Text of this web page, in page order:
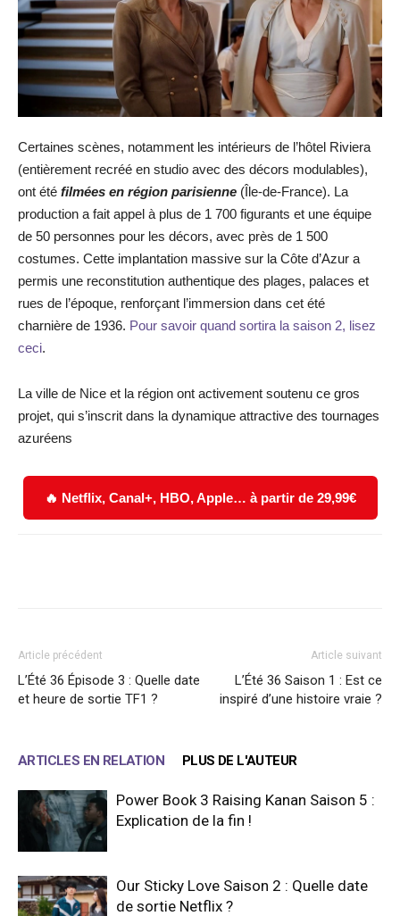
Certaines scènes, notamment les intérieurs de l’hôtel Riviera
(entièrement recréé en studio avec des décors modulables),
ont été filmées en région parisienne (Île-de-France). La
production a fait appel à plus de 1 700 figurants et une équipe
de 50 personnes pour les décors, avec près de 1 500
costumes. Cette implantation massive sur la Côte d’Azur a
permis une reconstitution authentique des plages, palaces et
rues de l’époque, renforçant l’immersion dans cet été
charnière de 1936. Pour savoir quand sortira la saison 2, lisez
ceci.
La ville de Nice et la région ont activement soutenu ce gros
projet, qui s’inscrit dans la dynamique attractive des tournages
azuréens
🔥 Netflix, Canal+, HBO, Apple… à partir de 29,99€
Article précédent
L’Été 36 Épisode 3 : Quelle date
et heure de sortie TF1 ?
Article suivant
L’Été 36 Saison 1 : Est ce
inspiré d’une histoire vraie ?
ARTICLES EN RELATION PLUS DE L'AUTEUR
Power Book 3 Raising Kanan Saison 5 :
Explication de la fin !
Our Sticky Love Saison 2 : Quelle date
de sortie Netflix ?